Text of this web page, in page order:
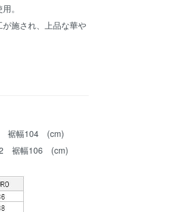
。
施され、上品な華や
裾幅104 (cm)
裾幅106 (cm)